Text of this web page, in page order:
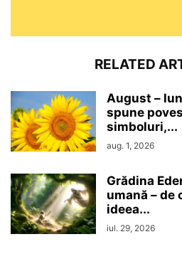
RELATED
August –
spune
simboluri,...
aug. 1, 2026
Grădina
umană – de
ideea...
iul. 29, 2026